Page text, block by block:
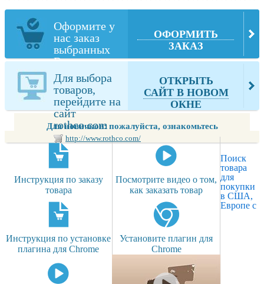
Оформите у
нас заказ
выбранных
Вами товаров
из rothco.com
ОФОРМИТЬ
ЗАКАЗ
Для выбора
товаров,
перейдите на
сайт
rothco.com
http://www.rothco.com/
ОТКРЫТЬ
САЙТ В НОВОМ
ОКНЕ
Для новичков: пожалуйста, ознакомьтесь
Инструкция по заказу
товара
Посмотрите видео о том,
как заказать товар
Инструкция по установке
плагина для Chrome
Установите плагин для
Chrome
Поиск
товара
для
покупки
в США,
Европе с